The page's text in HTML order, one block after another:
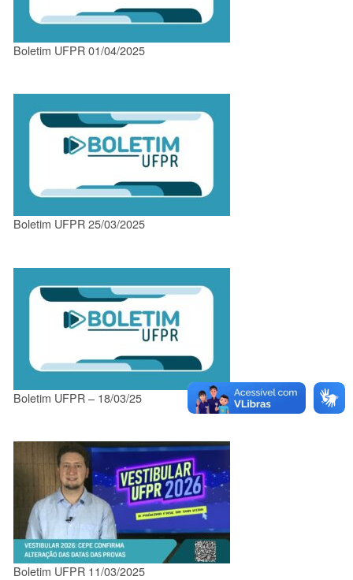
Boletim UFPR 01/04/2025
Boletim UFPR 25/03/2025
Boletim UFPR – 18/03/25
Boletim UFPR 11/03/2025